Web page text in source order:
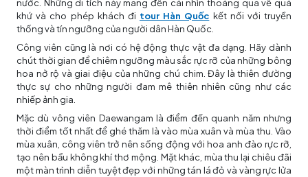
nước. Những di tích này mang đến cái nhìn thoáng qua về quá
khứ và cho phép khách đi tour Hàn Quốc kết nối với truyền
thống và tín ngưỡng của người dân Hàn Quốc.
Công viên cũng là nơi có hệ động thực vật đa dạng. Hãy dành
chút thời gian để chiêm ngưỡng màu sắc rực rỡ của những bông
hoa nở rộ và giai điệu của những chú chim. Đây là thiên đường
thực sự cho những người đam mê thiên nhiên cũng như các
nhiếp ảnh gia.
Mặc dù vông viên Daewangam là điểm đến quanh năm nhưng
thời điểm tốt nhất để ghé thăm là vào mùa xuân và mùa thu. Vào
mùa xuân, công viên trở nên sống động với hoa anh đào rực rỡ,
tạo nên bầu không khí thơ mộng. Mặt khác, mùa thu lại chiêu đãi
một màn trình diễn tuyệt đẹp với những tán lá đỏ và vàng rực lửa